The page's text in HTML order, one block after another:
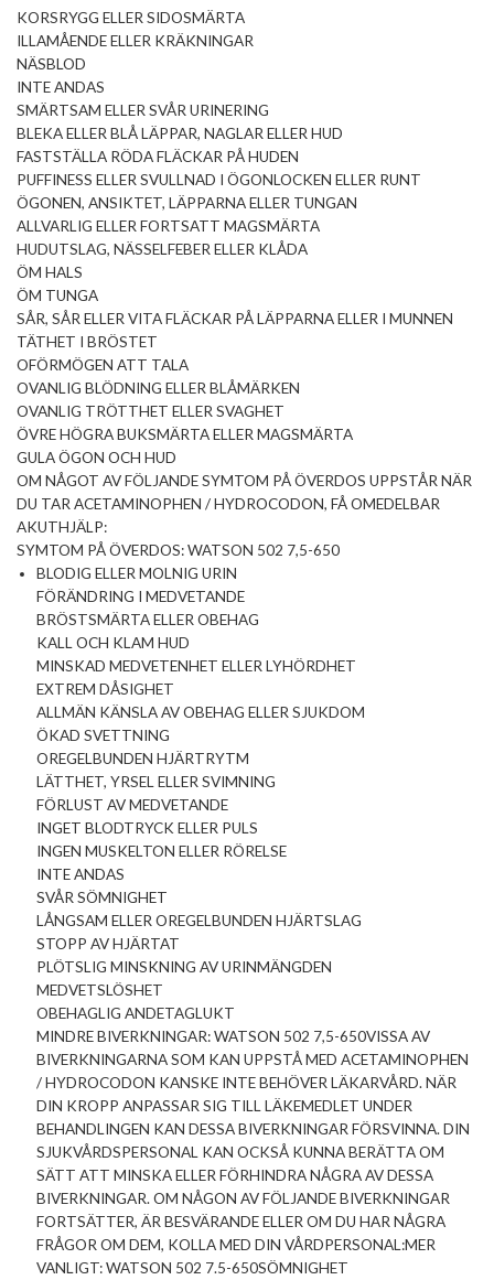
KORSRYGG ELLER SIDOSMÄRTA
ILLAMÅENDE ELLER KRÄKNINGAR
NÄSBLOD
INTE ANDAS
SMÄRTSAM ELLER SVÅR URINERING
BLEKA ELLER BLÅ LÄPPAR, NAGLAR ELLER HUD
FASTSTÄLLA RÖDA FLÄCKAR PÅ HUDEN
PUFFINESS ELLER SVULLNAD I ÖGONLOCKEN ELLER RUNT
ÖGONEN, ANSIKTET, LÄPPARNA ELLER TUNGAN
ALLVARLIG ELLER FORTSATT MAGSMÄRTA
HUDUTSLAG, NÄSSELFEBER ELLER KLÅDA
ÖM HALS
ÖM TUNGA
SÅR, SÅR ELLER VITA FLÄCKAR PÅ LÄPPARNA ELLER I MUNNEN
TÄTHET I BRÖSTET
OFÖRMÖGEN ATT TALA
OVANLIG BLÖDNING ELLER BLÅMÄRKEN
OVANLIG TRÖTTHET ELLER SVAGHET
ÖVRE HÖGRA BUKSMÄRTA ELLER MAGSMÄRTA
GULA ÖGON OCH HUD
OM NÅGOT AV FÖLJANDE SYMTOM PÅ ÖVERDOS UPPSTÅR NÄR
DU TAR ACETAMINOPHEN / HYDROCODON, FÅ OMEDELBAR
AKUTHJÄLP:
SYMTOM PÅ ÖVERDOS: WATSON 502 7,5-650
BLODIG ELLER MOLNIG URIN
FÖRÄNDRING I MEDVETANDE
BRÖSTSMÄRTA ELLER OBEHAG
KALL OCH KLAM HUD
MINSKAD MEDVETENHET ELLER LYHÖRDHET
EXTREM DÅSIGHET
ALLMÄN KÄNSLA AV OBEHAG ELLER SJUKDOM
ÖKAD SVETTNING
OREGELBUNDEN HJÄRTRYTM
LÄTTHET, YRSEL ELLER SVIMNING
FÖRLUST AV MEDVETANDE
INGET BLODTRYCK ELLER PULS
INGEN MUSKELTON ELLER RÖRELSE
INTE ANDAS
SVÅR SÖMNIGHET
LÅNGSAM ELLER OREGELBUNDEN HJÄRTSLAG
STOPP AV HJÄRTAT
PLÖTSLIG MINSKNING AV URINMÄNGDEN
MEDVETSLÖSHET
OBEHAGLIG ANDETAGLUKT
MINDRE BIVERKNINGAR: WATSON 502 7,5-650VISSA AV
BIVERKNINGARNA SOM KAN UPPSTÅ MED ACETAMINOPHEN
/ HYDROCODON KANSKE INTE BEHÖVER LÄKARVÅRD. NÄR
DIN KROPP ANPASSAR SIG TILL LÄKEMEDLET UNDER
BEHANDLINGEN KAN DESSA BIVERKNINGAR FÖRSVINNA. DIN
SJUKVÅRDSPERSONAL KAN OCKSÅ KUNNA BERÄTTA OM
SÄTT ATT MINSKA ELLER FÖRHINDRA NÅGRA AV DESSA
BIVERKNINGAR. OM NÅGON AV FÖLJANDE BIVERKNINGAR
FORTSÄTTER, ÄR BESVÄRANDE ELLER OM DU HAR NÅGRA
FRÅGOR OM DEM, KOLLA MED DIN VÅRDPERSONAL:MER
VANLIGT: ​​WATSON 502 7.5-650SÖMNIGHET